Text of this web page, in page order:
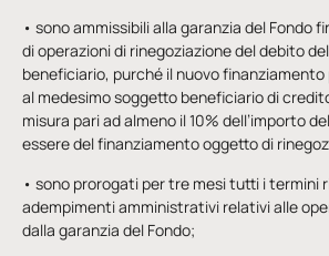
• sono ammissibili alla garanzia del Fondo
di operazioni di rinegoziazione del debito
beneficiario, purché il nuovo finanziamento
al medesimo soggetto beneficiario di
misura pari ad almeno il 10% dell’importo
essere del finanziamento oggetto di
• sono prorogati per tre mesi tutti i termini
adempimenti amministrativi relativi alle
dalla garanzia del Fondo;